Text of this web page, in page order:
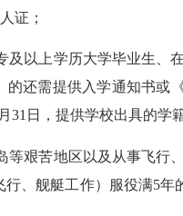
证；
及以上学历大学毕业生、
的还需提供入学通知书
31日，提供学校出具的学
等艰苦地区以及从事飞行
行、舰艇工作）服役满5